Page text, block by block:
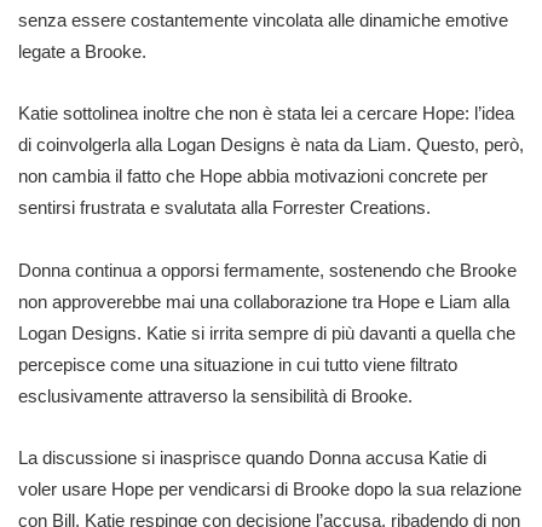
senza essere costantemente vincolata alle dinamiche emotive
legate a Brooke.
Katie sottolinea inoltre che non è stata lei a cercare Hope: l’idea
di coinvolgerla alla Logan Designs è nata da Liam. Questo, però,
non cambia il fatto che Hope abbia motivazioni concrete per
sentirsi frustrata e svalutata alla Forrester Creations.
Donna continua a opporsi fermamente, sostenendo che Brooke
non approverebbe mai una collaborazione tra Hope e Liam alla
Logan Designs. Katie si irrita sempre di più davanti a quella che
percepisce come una situazione in cui tutto viene filtrato
esclusivamente attraverso la sensibilità di Brooke.
La discussione si inasprisce quando Donna accusa Katie di
voler usare Hope per vendicarsi di Brooke dopo la sua relazione
con Bill. Katie respinge con decisione l’accusa, ribadendo di non